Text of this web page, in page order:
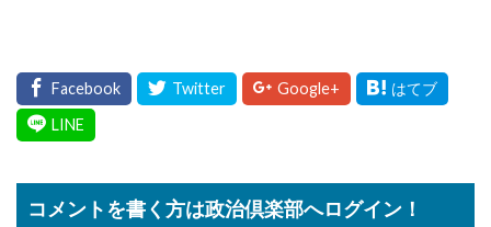
コメントを書く方は政治倶楽部へログイン！